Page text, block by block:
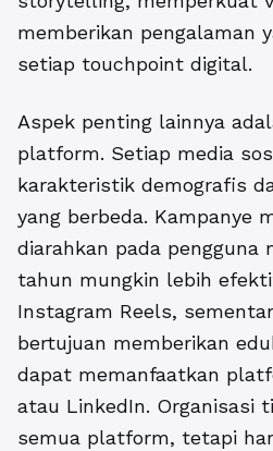
memberikan pengalaman
setiap touchpoint digital.
Aspek penting lainnya
platform. Setiap media
karakteristik demografis
yang berbeda. Kampanye
diarahkan pada pengguna
tahun mungkin lebih
Instagram Reels,
bertujuan memberikan
dapat memanfaatkan
atau LinkedIn. Organisasi
semua platform, tetapi